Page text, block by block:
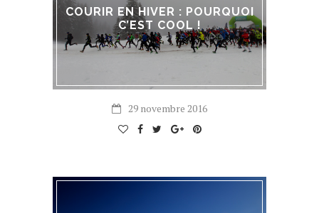
COURIR EN HIVER : POURQUOI
C’EST COOL !
29 novembre 2016